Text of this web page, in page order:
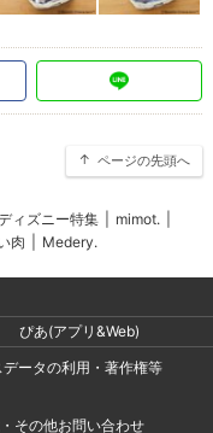
ページの先頭へ
ィズニー特集 mimot.
肉 Medery.
ぴあ(アプリ&Web)
データの利用・著作権等
その他お問い合わせ